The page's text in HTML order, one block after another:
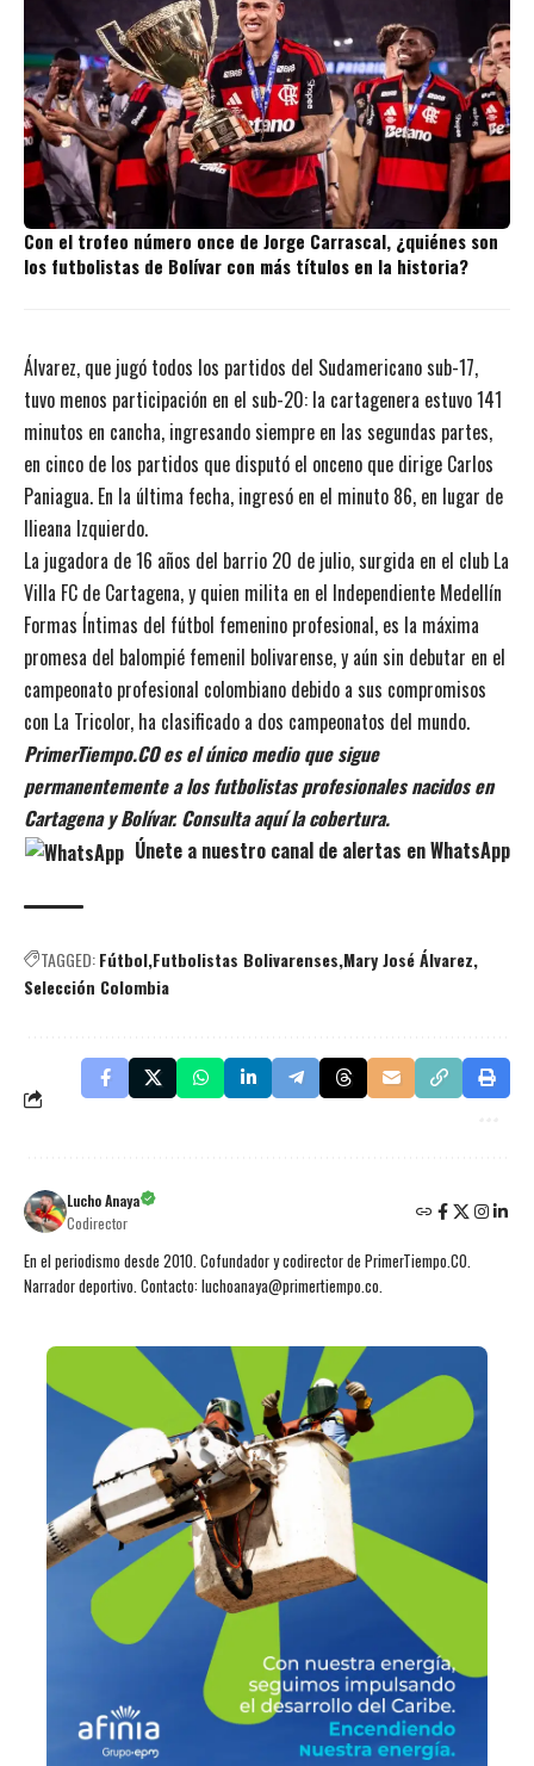
Con el trofeo número once de Jorge Carrascal, ¿quiénes son
los futbolistas de Bolívar con más títulos en la historia?
Álvarez, que jugó todos los partidos del Sudamericano sub-17,
tuvo menos participación en el sub-20: la cartagenera estuvo 141
minutos en cancha, ingresando siempre en las segundas partes,
en cinco de los partidos que disputó el onceno que dirige Carlos
Paniagua. En la última fecha, ingresó en el minuto 86, en lugar de
Ilieana Izquierdo.
La jugadora de 16 años del barrio 20 de julio, surgida en el club La
Villa FC de Cartagena, y quien milita en el Independiente Medellín
Formas Íntimas del fútbol femenino profesional, es la máxima
promesa del balompié femenil bolivarense, y aún sin debutar en el
campeonato profesional colombiano debido a sus compromisos
con La Tricolor, ha clasificado a dos campeonatos del mundo.
PrimerTiempo.CO es el único medio que sigue
permanentemente a los futbolistas profesionales nacidos en
Cartagena y Bolívar. Consulta aquí la cobertura.
Únete a nuestro canal de alertas en WhatsApp
TAGGED:Fútbol Futbolistas Bolivarenses Mary José Álvarez
Selección Colombia
Lucho Anaya
Codirector
En el periodismo desde 2010. Cofundador y codirector de PrimerTiempo.CO.
Narrador deportivo. Contacto: luchoanaya@primertiempo.co.